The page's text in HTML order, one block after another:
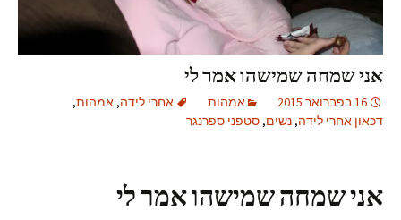
אני שמחה שמישהו אמר לי
16 בפברואר 2015 אמהות אחרי לידה, אמהות,
דכאון אחרי לידה, נשים, סטפני ספרנגר
אני שמחה שמישהו אמר לי